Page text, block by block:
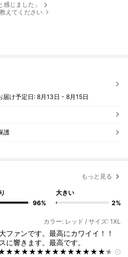
感じました」
えてください
届け予定日: 8月13日 - 8月15日
護
もっと見る
96%
大きい
2%
カラー: レッド / サイズ: 1XL
ファンです。最高にカワイイ！！
に響きます。最高です。